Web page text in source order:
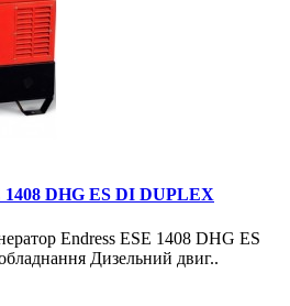
1408 DHG ES DI DUPLEX
Endress ESE 1408 DHG ES
Дизельний двиг..